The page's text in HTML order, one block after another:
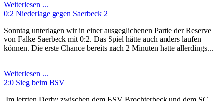
Weiterlesen ...
0:2 Niederlage gegen Saerbeck 2
Sonntag unterlagen wir in einer ausgeglichenen Partie der Reserve
von Falke Saerbeck mit 0:2. Das Spiel hätte auch anders laufen
können. Die erste Chance bereits nach 2 Minuten hatte allerdings...
Weiterlesen ...
2:0 Sieg beim BSV